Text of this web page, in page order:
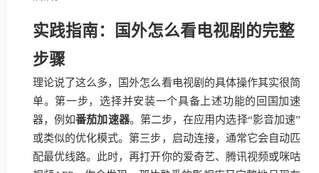
实践指南：国外怎么看电视剧的完整
步骤
理论说了这么多，国外怎么看电视剧的具体操作其实很简
单。第一步，选择并安装一个具备上述功能的回国加速
器，例如番茄加速器。第二步，在应用内选择“影音加速”
或类似的优化模式。第三步，启动连接，通常它会自动匹
配最优线路。此时，再打开你的爱奇艺、腾讯视频或咪咕